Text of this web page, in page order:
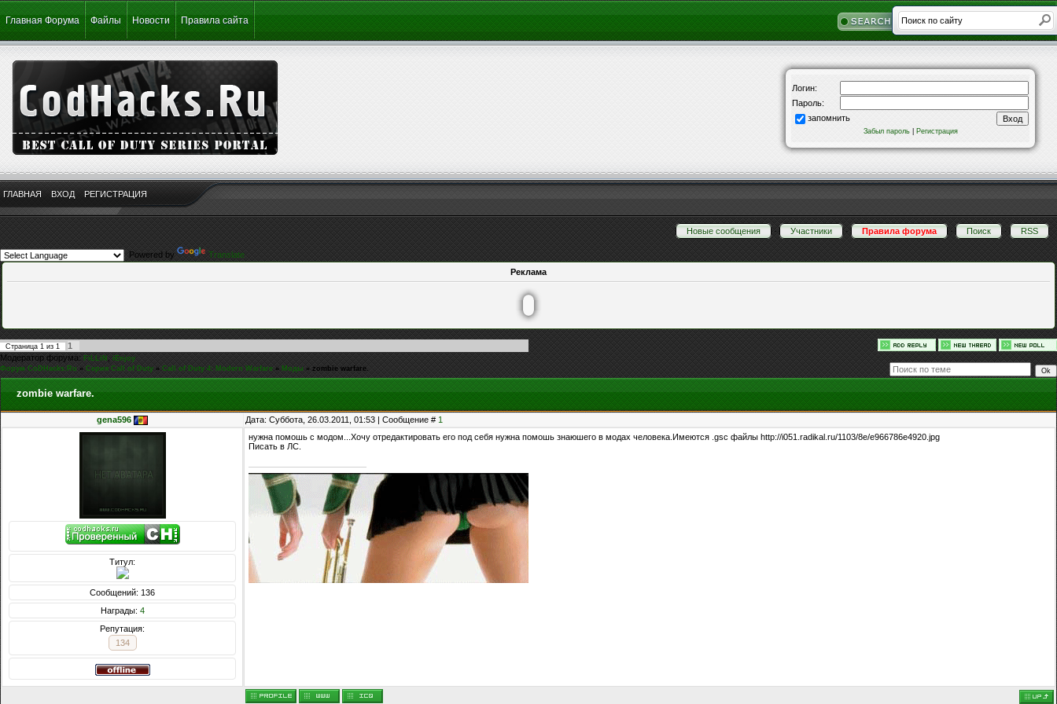
Главная Форума Файлы Новости Правила сайта
ГЛАВНАЯ ВХОД РЕГИСТРАЦИЯ
Логин:
Пароль:
запомнить
Забыл пароль| Регистрация
Новые сообщения · Участники · Правила форума · Поиск · RSS
Powered by
Translate
Реклама
Страница 1 из 1
1
Модератор форума: FiLLiN,iEnjoy
Форум CoDHacks.Ru » Серия Call of Duty » Call of Duty 4: Modern Warfare » Моды » zombie warfare.
zombie warfare.
gena596 Дата: Суббота, 26.03.2011, 01:53 | Сообщение # 1
Титул:
Сообщений: 136
Награды: 4
Репутация:
134
нужна помошь с модом...Хочу отредактировать его под себя нужна помошь знаюшего в модах человека.Имеются .gsc файлы http://i051.radikal.ru/1103/8e/e966786e4920.jpg
Писать в ЛС.